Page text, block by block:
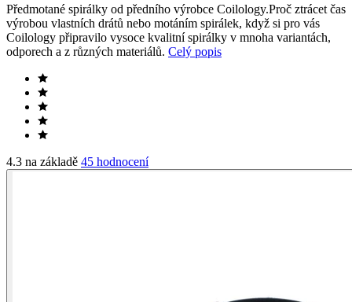
Předmotané spirálky od předního výrobce Coilology.Proč ztrácet čas
výrobou vlastních drátů nebo motáním spirálek, když si pro vás
Coilology připravilo vysoce kvalitní spirálky v mnoha variantách,
odporech a z různých materiálů. Celý popis
4.3 na základě 45 hodnocení